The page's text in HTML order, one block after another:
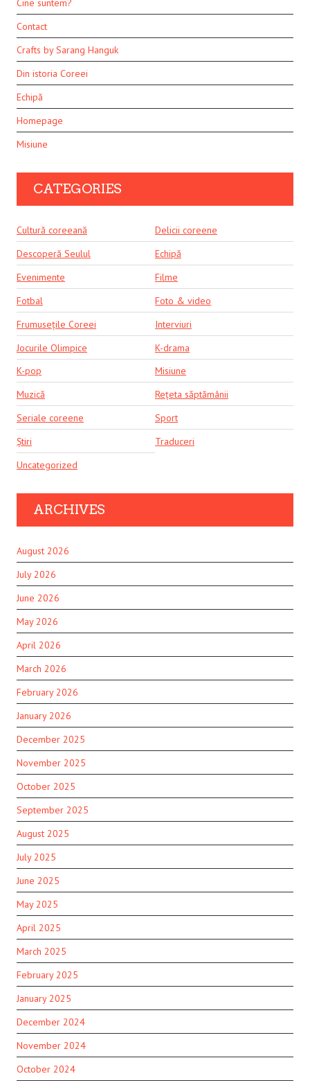
Cine suntem?
Contact
Crafts by Sarang Hanguk
Din istoria Coreei
Echipă
Homepage
Misiune
CATEGORIES
Cultură coreeană
Delicii coreene
Descoperă Seulul
Echipă
Evenimente
Filme
Fotbal
Foto & video
Frumusețile Coreei
Interviuri
Jocurile Olimpice
K-drama
K-pop
Misiune
Muzică
Rețeta săptămânii
Seriale coreene
Sport
Știri
Traduceri
Uncategorized
ARCHIVES
August 2026
July 2026
June 2026
May 2026
April 2026
March 2026
February 2026
January 2026
December 2025
November 2025
October 2025
September 2025
August 2025
July 2025
June 2025
May 2025
April 2025
March 2025
February 2025
January 2025
December 2024
November 2024
October 2024